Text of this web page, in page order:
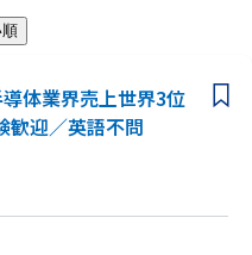
体業界売上世界3位
歓迎／英語不問